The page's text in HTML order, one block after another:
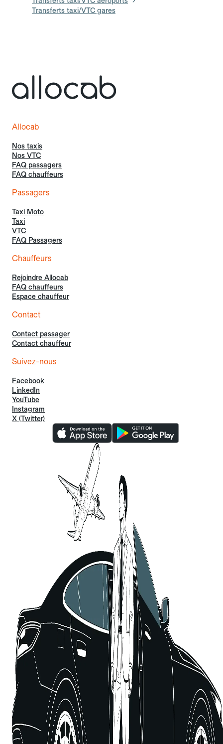
Transferts taxi/VTC gares
Allocab
Nos taxis
Nos VTC
FAQ passagers
FAQ chauffeurs
Passagers
Taxi Moto
Taxi
VTC
FAQ Passagers
Chauffeurs
Rejoindre Allocab
FAQ chauffeurs
Espace chauffeur
Contact
Contact passager
Contact chauffeur
Suivez-nous
Facebook
LinkedIn
YouTube
Instagram
X (Twitter)